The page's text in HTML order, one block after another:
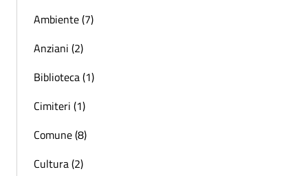
Ambiente (7)
Anziani (2)
Biblioteca (1)
Cimiteri (1)
Comune (8)
Cultura (2)